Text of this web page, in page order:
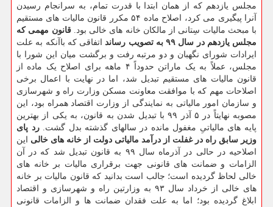
مجلس یازدهم که از همان ابتدا با قدرت تمام، به سرانجام رسیدن
آنرا پیگیری می کرد، اصلاح ماده ۵۴ مکرر قانون مالیات های مستقیم
با مبحث مالیات سِتانی از مالکان خانه های خالی بود.قانون مهمی که
مجلس یازدهم در سال ۹۹ به تصویب رساند
اتفاقی که باآنکه به علت
ایرادات شورای نگهبان و دو مرتبه رفت و برگشت میان این شورا با
مجلس، عملاً به یک ماراتن حدوداً ۴ ماهه برای اصلاح یک ماده از
قانون مالیات های مستقیم تبدیل شد، اما در نهایت با اعمال برخی
اصلاحات مهم که با موافقت معاونت مسکن وزارت راه و شهرسازی
و سازمان امور مالیاتی به نمایندگی از وزارت اقتصاد همراه بود، این
مصوبه نهایتاً در ۵ آذر ۹۹ با تبدیل شدن به قانون، به یکی از بهترین
پایه های مالیاتیِ مغفول مانده در سالهای گذشته بدل گشت.رد پای
وزیر سابق راه در غفلت از درآمد مالیاتی دولت از خانه های خالی این
اصلاحیه در حالی در آذرماه سال ۹۹ به قانون تبدیل شد که در آن
الزامات و ضمانت های قانونی جهت برقراری مالیات بر خانه های
خالی لحاظ گردیده است؛ جالب است بدانید که قانون مالیات بر خانه
های خالی از خرداد سال ۹۳ به وزارتین راه و شهرسازی و اقتصاد
ابلاغ گردیده بود؛ اما به علت فقدان ضمانت ها و الزامات قانونی